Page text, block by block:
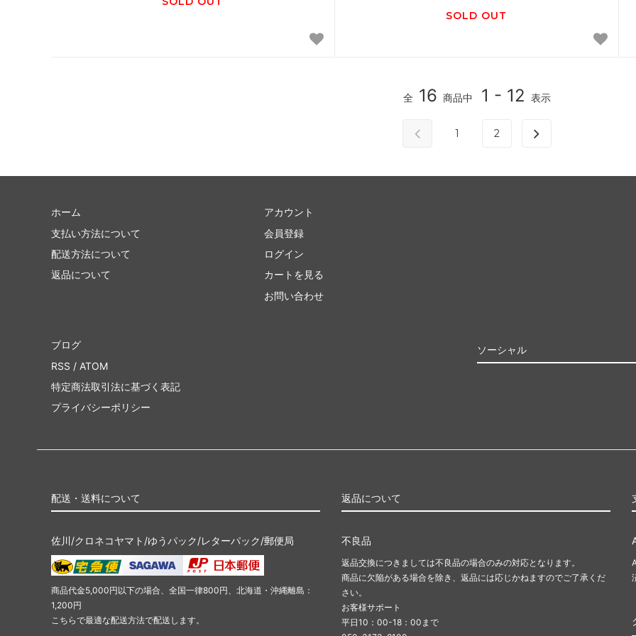
SOLD OUT
全 16 商品中 1 - 12 表示
1 2
ホーム
支払い方法について
配送方法について
返品について
アカウント
会員登録
ログイン
カートを見る
お問い合わせ
ソーシャル
ブログ
RSS / ATOM
特定商法取引法に基づく表記
プライバシーポリシー
配送・送料について
佐川/クロネコヤマト/ゆうパック/レターパック/郵便局
商品代金5,000円以下の場合、全国一律800円、北海道・沖縄離島：
1,200円
こちらで最適な配送方法で配送します。
返品について
不良品
返品交換につきましては不良品の場合のみの対応となります。
商品に欠陥がある場合を除き、返品には応じかねますのでご了承くだ
さい。
お客様サポート
平日10：00-18：00まで